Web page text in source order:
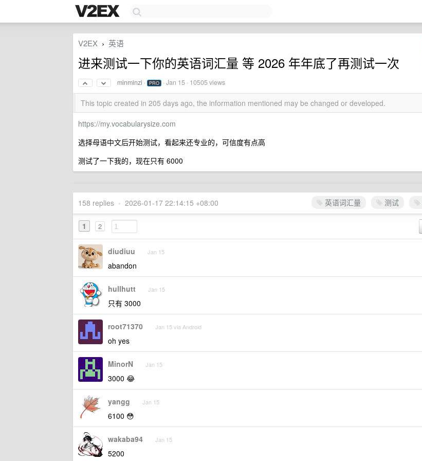
V2EX › 英语
进来测试一下你的英语词汇量 等 2026 年年底了再测试一次
minminzi · PRO ·Jan 15 · 10505 views
This topic created in 205 days ago, the information mentioned may be changed or developed.
https://my.vocabularysize.com
选择母语中文后开始测试，看起来还专业的，可信度有点高
测试了一下我的，现在只有 6000
英语词汇量 测试
158 replies • 2026-01-17 22:14:15 +08:00
1 2
diudiuu Jan 15
abandon
hullhutt Jan 15
只有 3000
root71370 Jan 15 via Android
oh yes
MinorN Jan 15
3000 😂
yangg Jan 15
6100 😳
wakaba94 Jan 15
5200